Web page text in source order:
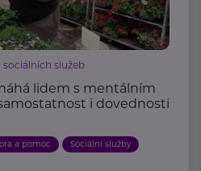
služeb
lidem s mentálním
i dovednosti
a pomoc Sociální služby